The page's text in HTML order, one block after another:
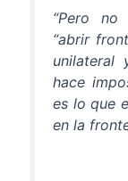
“Pero no
“abrir
unilateral
hace
es lo que
en la